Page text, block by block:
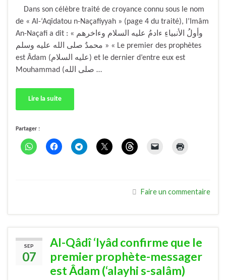
Dans son célèbre traité de croyance connu sous le nom
de « Al-‘Aqîdatou n-Naçafiyyah » (page 4 du traité), l’Imâm
An-Naçafi a dit : « وأولُ الأنبياءِ ءادمُ عليه السلام وءاخرهم
محمدٌ صلى الله عليه وسلم » « Le premier des prophètes
est Âdam (عليه السلام) et le dernier d’entre eux est
Mouhammad (صلى الله …
Lire la suite
Partager :
Faire un commentaire
SEP
07
Al-Qâdî ‘Iyâd confirme que le
premier prophète-messager
est Âdam (‘alayhi s-salâm)